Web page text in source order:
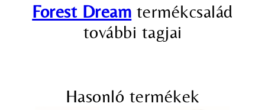
Forest Dream termékcsalád
további tagjai
Hasonló termékek